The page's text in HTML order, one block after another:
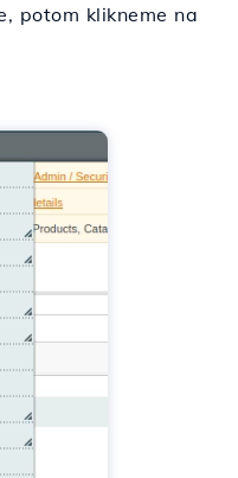
potom klikneme na